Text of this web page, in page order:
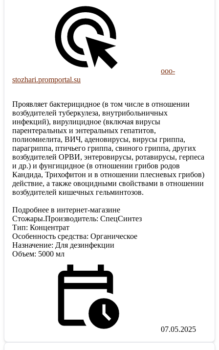
ooo-
stozhari.promportal.su
Проявляет бактерицидное (в том числе в отношении
возбудителей туберкулеза, внутрибольничных
инфекций), вирулицидное (включая вирусы
парентеральных и энтеральных гепатитов,
полиомиелита, ВИЧ, аденовирусы, вирусы гриппа,
парагриппа, птичьего гриппа, свиного гриппа, других
возбудителей ОРВИ, энтеровирусы, ротавирусы, герпеса
и др.) и фунгицидное (в отношении грибов родов
Кандида, Трихофитон и в отношении плесневых грибов)
действие, а также овоцидными свойствами в отношении
возбудителей кишечных гельминтозов.
Подробнее в интернет-магазине
Стожары.Производитель: СпецСинтез
Тип: Концентрат
Особенность средства: Органическое
Назначение: Для дезинфекции
Объем: 5000 мл
07.05.2025